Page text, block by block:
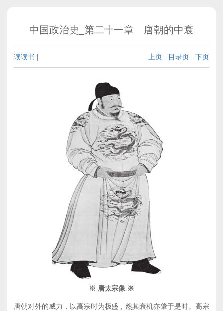
中国政治史_第二十一章 唐朝的中衰
读读书 | 上页 : 目录页 : 下页
※ 唐太宗像 ※
唐朝对外的威力，以高宗时为极盛，然其衰机亦肇于是时。高宗